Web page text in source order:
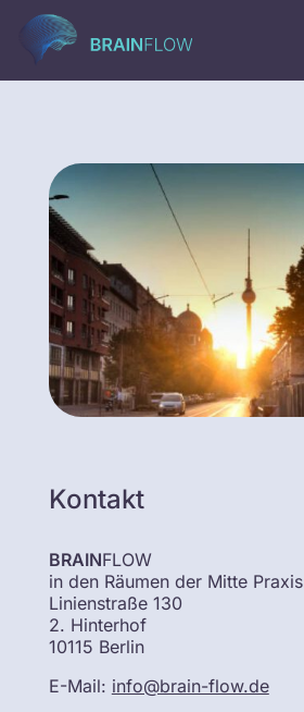
Kontakt
BRAINFLOW
in den Räumen der Mitte Praxis
Linienstraße 130
2. Hinterhof
10115 Berlin
E-Mail: info@brain-flow.de